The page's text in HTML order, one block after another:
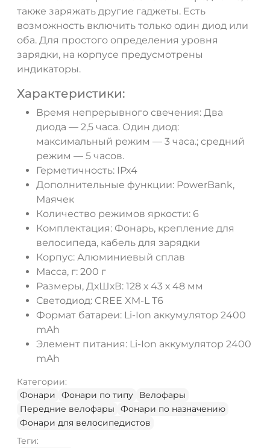
также заряжать другие гаджеты. Есть
возможность включить только один диод или
оба. Для простого определения уровня
зарядки, на корпусе предусмотрены
индикаторы.
Характеристики:
Время непрерывного свечения: Два
диода — 2,5 часа. Один диод:
максимальный режим — 3 часа.; средний
режим — 5 часов.
Герметичность: IPx4
Дополнительные функции: PowerBank,
Маячек
Количество режимов яркости: 6
Комплектация: Фонарь, крепление для
велосипеда, кабель для зарядки
Корпус: Алюминиевый сплав
Масса, г: 200 г
Размеры, ДхШхВ: 128 х 43 х 48 мм
Светодиод: CREE XM-L T6
Формат батареи: Li-Ion аккумулятор 2400
mAh
Элемент питания: Li-Ion аккумулятор 2400
mAh
Категории:
Фонари
Фонари по типу
Велофары
Передние велофары
Фонари по назначению
Фонари для велосипедистов
Теги:
ДА НЕТ